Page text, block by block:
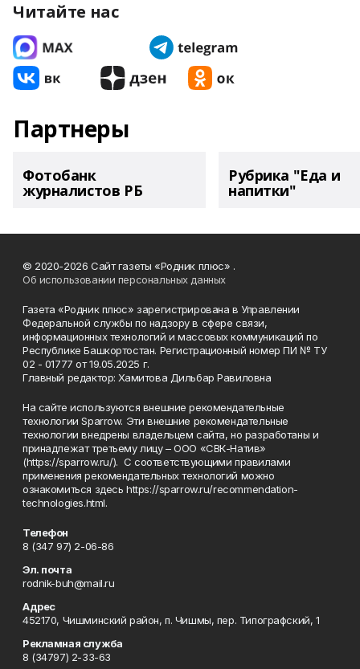
Читайте нас
Партнеры
Фотобанк
журналистов РБ
Рубрика "Еда и
напитки"
© 2020-2026 Сайт газеты «Родник плюс» .
Об использовании персональных данных
Газета «Родник плюс» зарегистрирована в Управлении
Федеральной службы по надзору в сфере связи,
информационных технологий и массовых коммуникаций по
Республике Башкортостан. Регистрационный номер ПИ № ТУ
02 - 01777 от 19.05.2025 г.
Главный редактор: Хамитова Дильбар Равиловна
На сайте используются внешние рекомендательные
технологии Sparrow. Эти внешние рекомендательные
технологии внедрены владельцем сайта, но разработаны и
принадлежат третьему лицу – ООО «СВК-Натив»
(https://sparrow.ru/). С соответствующими правилами
применения рекомендательных технологий можно
ознакомиться здесь https://sparrow.ru/recommendation-
technologies.html.
Телефон
8 (347 97) 2-06-86
Эл. почта
rodnik-buh@mail.ru
Адрес
452170, Чишминский район, п. Чишмы, пер. Типографский, 1
Рекламная служба
8 (34797) 2-33-63